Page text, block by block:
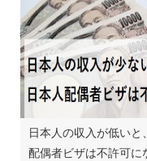
日本人の収入が低いと
配偶者ビザは不許可に